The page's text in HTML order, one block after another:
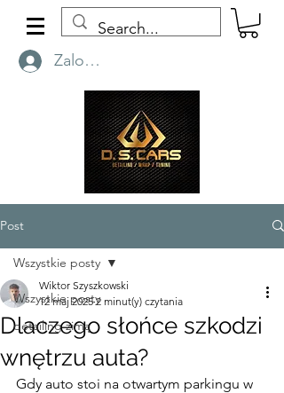
Zaloguj się
Post
Wszystkie posty
detailing zimą
Wszystkie posty
Dlaczego słońce szkodzi
wnętrzu auta?
Wiktor Szyszkowski
12 maj 2025 2 minut(y) czytania
Gdy auto stoi na otwartym parkingu w